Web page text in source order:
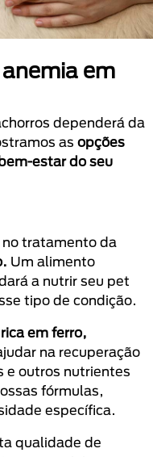
em
dependerá da
as opções
estar do seu
tratamento da
Um alimento
a nutrir seu pet
tipo de condição.
em ferro,
na recuperação
e outros nutrientes
fórmulas,
específica.
qualidade de